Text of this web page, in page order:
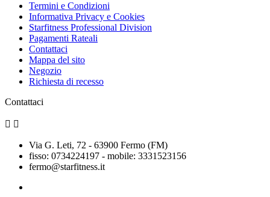
Termini e Condizioni
Informativa Privacy e Cookies
Starfitness Professional Division
Pagamenti Rateali
Contattaci
Mappa del sito
Negozio
Richiesta di recesso
Contattaci
 
Via G. Leti, 72 - 63900 Fermo (FM)
fisso: 0734224197 - mobile: 3331523156
fermo@starfitness.it